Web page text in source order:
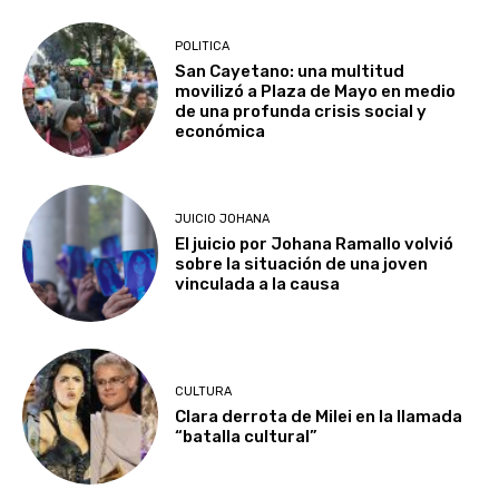
POLITICA
San Cayetano: una multitud
movilizó a Plaza de Mayo en medio
de una profunda crisis social y
económica
JUICIO JOHANA
El juicio por Johana Ramallo volvió
sobre la situación de una joven
vinculada a la causa
CULTURA
Clara derrota de Milei en la llamada
“batalla cultural”